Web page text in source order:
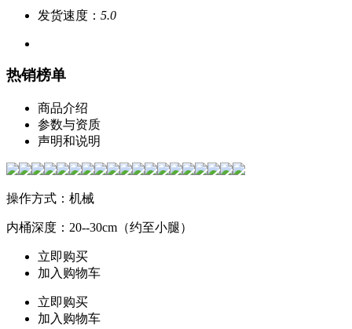
发货速度： 5.0
热销榜单
商品介绍
参数与资质
声明和说明
操作方式：机械
内桶深度：20--30cm（约至小腿）
立即购买
加入购物车
立即购买
加入购物车